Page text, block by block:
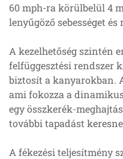
60 mph-ra körülbelül 4
lenyűgöző sebességet
A kezelhetőség szintén
felfüggesztési rendszer
biztosít a kanyarokban.
ami fokozza a
egy összkerék-
további tapadást
A fékezési teljesítmény